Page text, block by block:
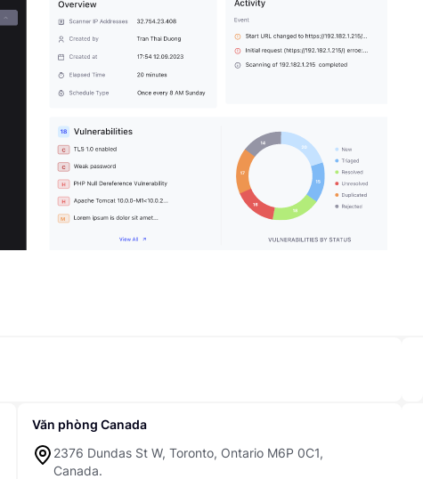
Văn phòng Canada
2376 Dundas St W, Toronto, Ontario M6P 0C1,
Canada.